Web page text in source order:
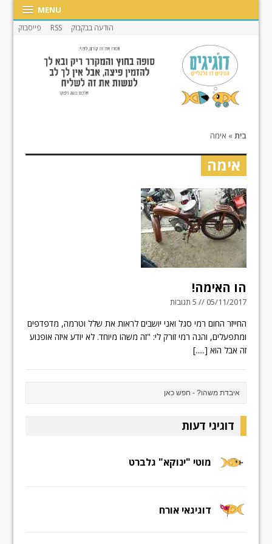
MENU
הודעה בבקבוק RSS פייסבוק
בית» אימה
אימה
הו האימה!
05/11/2017 // 5 תגובות
החייזר החום רמי סגל ואני יושבים לראות את שלל וטרמה, מדפדפים
ומתפעלים, והנה רמי זורק לי: "זה משהו מיוחד. לא יודע איזה אופנוע
זה אבל הוא [.....]
דוגיגי דעות
מוטי "ינוקא" גלברט
דוגיגאי אורח